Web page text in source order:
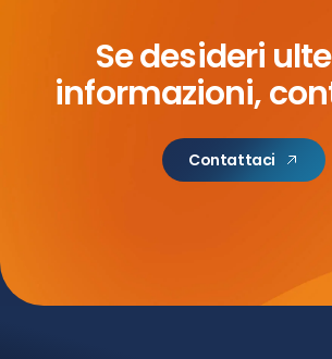
Se desideri
informazioni,
Contattaci